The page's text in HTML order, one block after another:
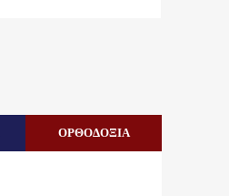
ΟΡΘΟΔΟΞΙΑ